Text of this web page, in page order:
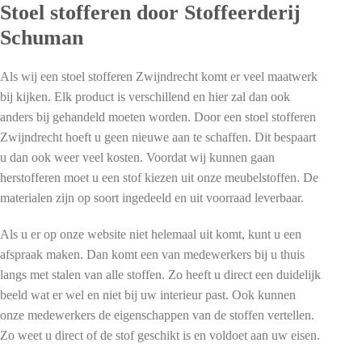
Stoel stofferen door Stoffeerderij
Schuman
Als wij een stoel stofferen Zwijndrecht komt er veel maatwerk
bij kijken. Elk product is verschillend en hier zal dan ook
anders bij gehandeld moeten worden. Door een stoel stofferen
Zwijndrecht hoeft u geen nieuwe aan te schaffen. Dit bespaart
u dan ook weer veel kosten. Voordat wij kunnen gaan
herstofferen moet u een stof kiezen uit onze meubelstoffen. De
materialen zijn op soort ingedeeld en uit voorraad leverbaar.
Als u er op onze website niet helemaal uit komt, kunt u een
afspraak maken. Dan komt een van medewerkers bij u thuis
langs met stalen van alle stoffen. Zo heeft u direct een duidelijk
beeld wat er wel en niet bij uw interieur past. Ook kunnen
onze medewerkers de eigenschappen van de stoffen vertellen.
Zo weet u direct of de stof geschikt is en voldoet aan uw eisen.